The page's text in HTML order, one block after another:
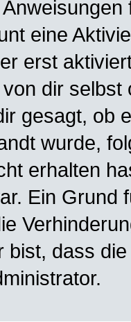
eine
erst
dir selbst
gesagt, ob
wurde,
erhalten
Ein Grund
bist, dass